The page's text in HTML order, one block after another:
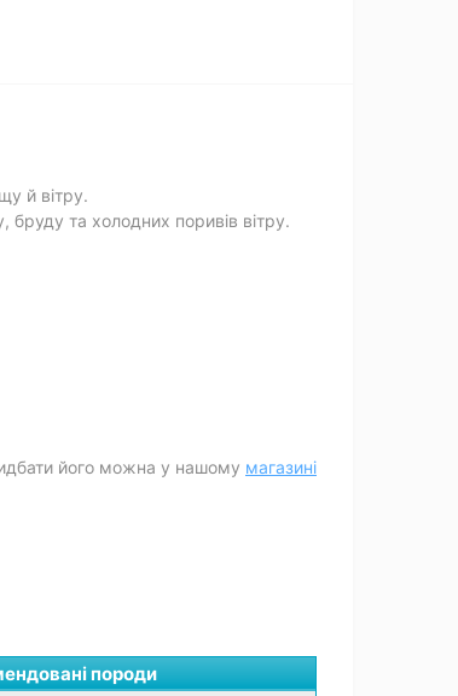
й вітру.
та холодних поривів вітру.
його можна у нашому магазині
породи